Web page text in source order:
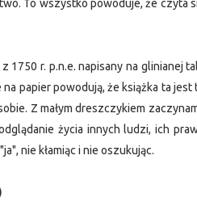
To wszystko powoduje, że czyta
r. p.n.e. napisany na glinianej
papier powodują, że książka ta
Z małym dreszczykiem
życia innych ludzi, ich
nie kłamiąc i nie oszukując.